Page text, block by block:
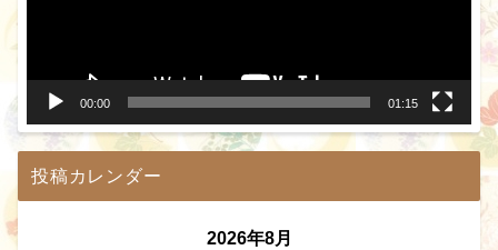
00:00 01:15
投稿カレンダー
2026年8月